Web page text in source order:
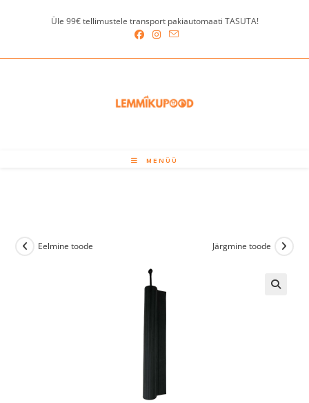
Üle 99€ tellimustele transport pakiautomaati TASUTA!
MENÜÜ
Eelmine toode Järgmine toode